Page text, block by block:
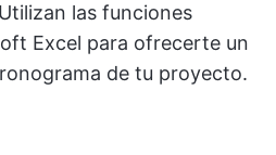
las funciones
Excel para ofrecerte un
de tu proyecto.